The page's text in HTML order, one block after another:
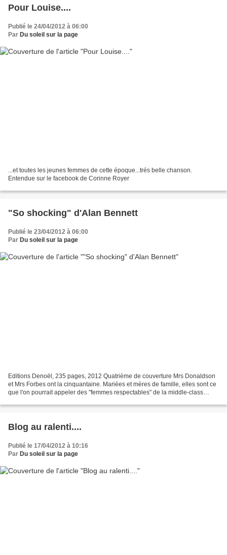
Pour Louise....
Publié le 24/04/2012 à 06:00
Par Du soleil sur la page
...et toutes les jeunes femmes de cette époque...trés belle chanson.
Entendue sur le facebook de Corinne Royer
"So shocking" d'Alan Bennett
Publié le 23/04/2012 à 06:00
Par Du soleil sur la page
Editions Denoël, 235 pages, 2012 Quatrième de couverture Mrs Donaldson
et Mrs Forbes ont la cinquantaine. Mariées et mères de famille, elles sont ce
que l'on pourrait appeler des "femmes respectables" de la middle-class
Blog au ralenti....
Publié le 17/04/2012 à 10:16
Par Du soleil sur la page